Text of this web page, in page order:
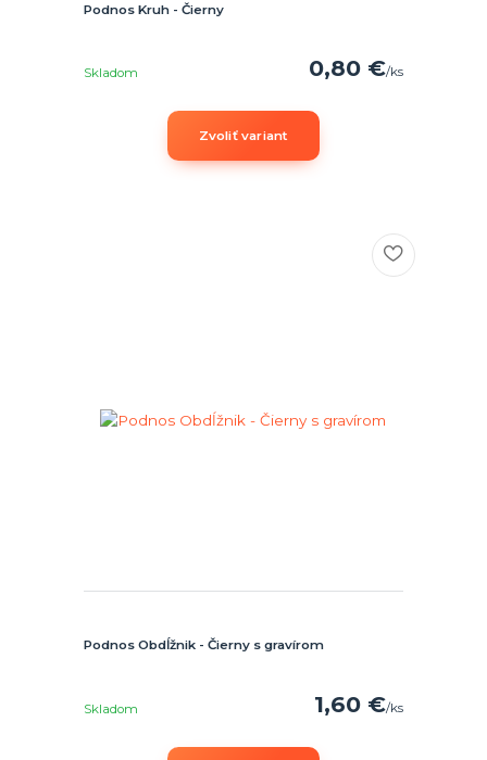
Podnos Kruh - Čierny
0,80 €/ks
Skladom
Zvoliť variant
Podnos Obdĺžnik - Čierny s gravírom
1,60 €/ks
Skladom